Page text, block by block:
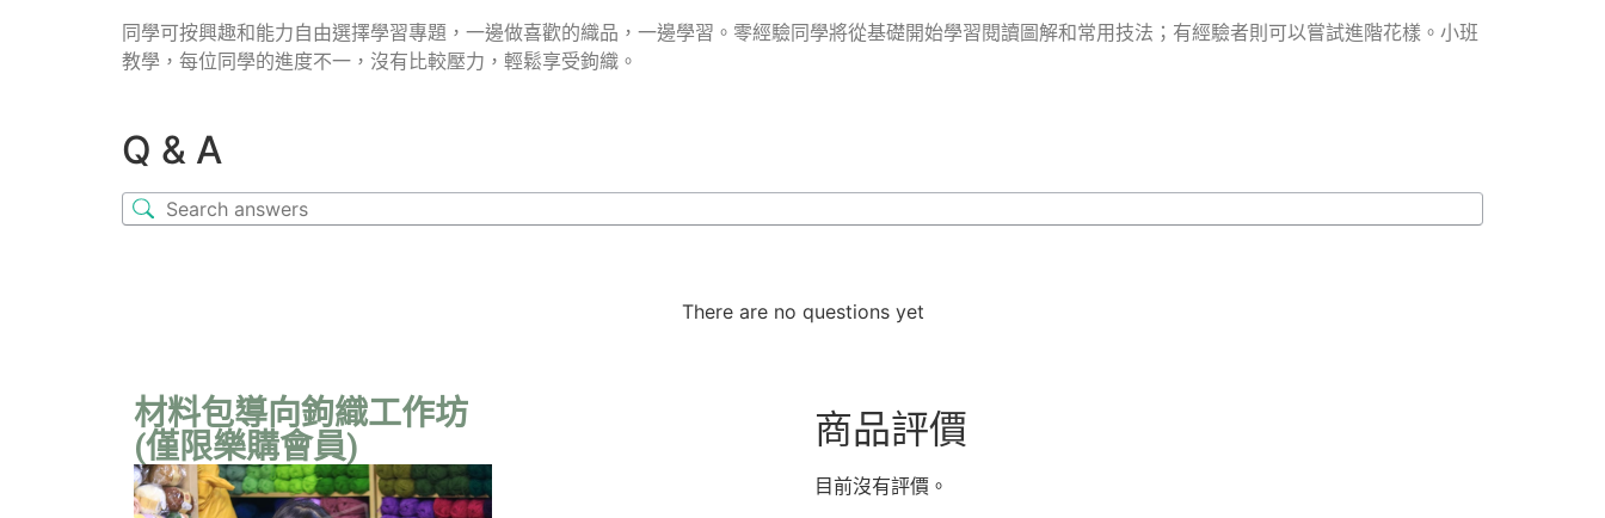
同學可按興趣和能力自由選擇學習專題，一邊做喜歡的織品，一邊學習。零經驗同學將從基礎開始學習閱讀圖解和常用技法；有經驗者則可以嘗試進階花樣。小班
教學，每位同學的進度不一，沒有比較壓力，輕鬆享受鉤織。
Q & A
There are no questions yet
材料包導向鉤織工作坊
(僅限樂購會員)
商品評價
目前沒有評價。